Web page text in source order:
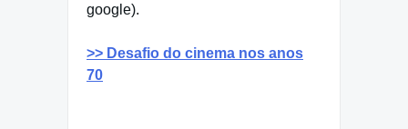
google).
>> Desafio do cinema nos anos
70